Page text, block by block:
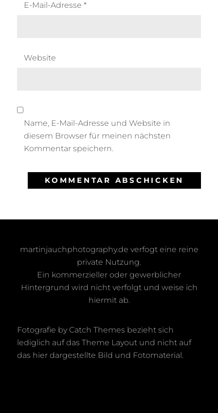
E-Mail-Adresse *
Website
Name, E-Mail-Adresse und Website in
diesem Browser für meinen nächsten
Kommentar speichern.
martinjauchphotography.de verfogt eine reine
private Nutzung.
Ein kommerzieller oder gewerblicher
Hintergrund wird nicht verfolgt und weise ich
hiermit ab.
Fotografie by Catch Themes bezieht sich
lediglich auf das Theme Layout und nicht auf
das hier dargestellte Bild und Fotomaterial.